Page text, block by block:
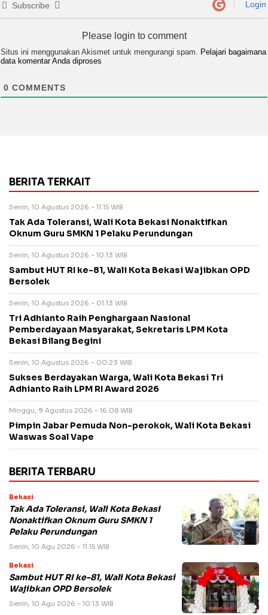
Subscribe Login
Please login to comment
Situs ini menggunakan Akismet untuk mengurangi spam.
Pelajari bagaimana
data komentar Anda diproses
0 COMMENTS
BERITA TERKAIT
Senin, 10 Agustus 2026 - 11:15 WIB
Tak Ada Toleransi, Wali Kota Bekasi Nonaktifkan
Oknum Guru SMKN 1 Pelaku Perundungan
Senin, 10 Agustus 2026 - 10:13 WIB
Sambut HUT RI ke-81, Wali Kota Bekasi Wajibkan OPD
Bersolek
Senin, 10 Agustus 2026 - 01:13 WIB
Tri Adhianto Raih Penghargaan Nasional
Pemberdayaan Masyarakat, Sekretaris LPM Kota
Bekasi Bilang Begini
Senin, 10 Agustus 2026 - 00:23 WIB
Sukses Berdayakan Warga, Wali Kota Bekasi Tri
Adhianto Raih LPM RI Award 2026
Minggu, 9 Agustus 2026 - 16:08 WIB
Pimpin Jabar Pemuda Non-perokok, Wali Kota Bekasi
Waswas Soal Vape
BERITA TERBARU
Bekasi
Tak Ada Toleransi, Wali Kota Bekasi
Nonaktifkan Oknum Guru SMKN 1
Pelaku Perundungan
Senin, 10 Agu 2026 - 11:15 WIB
Bekasi
Sambut HUT RI ke-81, Wali Kota Bekasi
Wajibkan OPD Bersolek
Senin, 10 Agu 2026 - 10:13 WIB